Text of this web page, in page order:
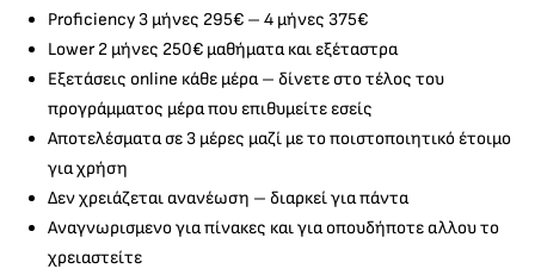
Proficiency 3 μήνες 295€ – 4 μήνες 375€
Lower 2 μήνες 250€ μαθήματα και εξέταστρα
Εξετάσεις online κάθε μέρα – δίνετε στο τέλος του
προγράμματος μέρα που επιθυμείτε εσείς
Αποτελέσματα σε 3 μέρες μαζί με το ποιστοποιητικό έτοιμο
για χρήση
Δεν χρειάζεται ανανέωση – διαρκεί για πάντα
Αναγνωρισμενο για πίνακες και για οπουδήποτε αλλου το
χρειαστείτε